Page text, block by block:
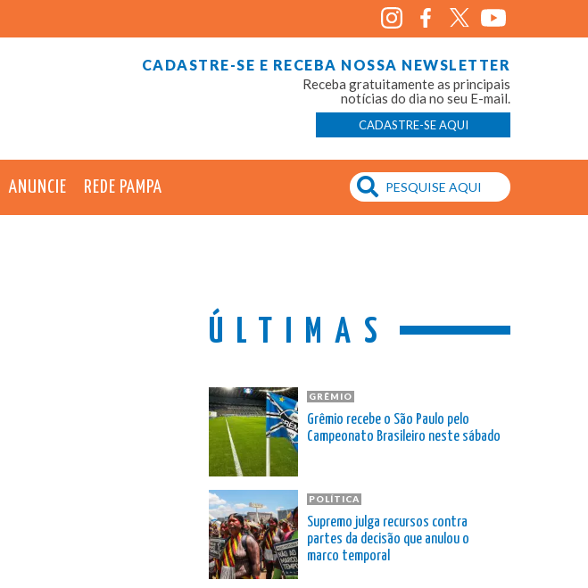
CADASTRE-SE E RECEBA NOSSA NEWSLETTER
Receba gratuitamente as principais
notícias do dia no seu E-mail.
CADASTRE-SE AQUI
ANUNCIE REDE PAMPA
ÚLTIMAS
GRÊMIO
Grêmio recebe o São Paulo pelo
Campeonato Brasileiro neste sábado
POLÍTICA
Supremo julga recursos contra
partes da decisão que anulou o
marco temporal